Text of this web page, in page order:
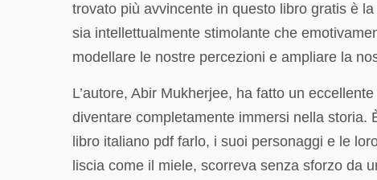
trovato più avvincente in questo libro gratis è
sia intellettualmente stimolante che
modellare le nostre percezioni e ampliare la
L’autore, Abir Mukherjee, ha fatto un
diventare completamente immersi nella
libro italiano pdf farlo, i suoi personaggi e le
liscia come il miele, scorreva senza sforzo da